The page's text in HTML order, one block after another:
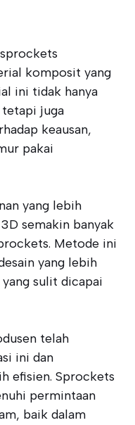
komposit yang
ini tidak hanya
juga
keausan,
pakai
yang lebih
semakin banyak
Metode ini
yang lebih
sulit dicapai
telah
ini dan
efisien. Sprockets
permintaan
baik dalam